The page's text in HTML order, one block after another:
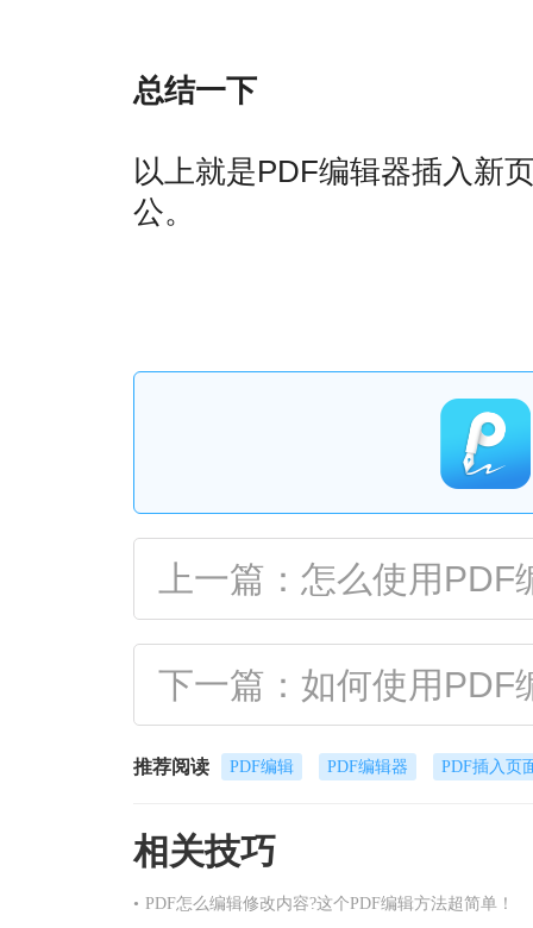
总结一下
以上就是PDF编辑器插入新
公。
上一篇：怎么使用
下一篇：如何使用PDF
推荐阅读 PDF编辑 PDF编辑器 PDF插入页
相关技巧
• PDF怎么编辑修改内容?这个PDF编辑方法超简单！